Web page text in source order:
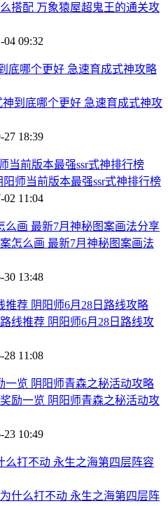
搭配 万象猿屋超鬼王的通关攻
04 09:32
神到底哪个更好 急速育成式神攻
27 18:39
阳师当前版本最强ssr式神排行榜
02 11:04
怎么画 最新7月神秘图案画法
30 13:48
线推荐 阴阳师6月28日路线攻
28 11:08
励一览 阴阳师青森之秘活动攻
23 10:49
什么打不动 永生之海第四层阵